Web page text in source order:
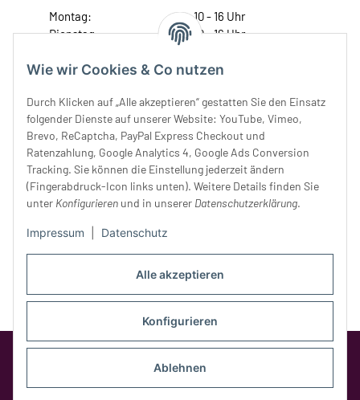
Alle akzeptieren
Konfigurieren
Ablehnen
Wie wir Cookies & Co nutzen
Durch Klicken auf „Alle akzeptieren“ gestatten Sie den Einsatz
folgender Dienste auf unserer Website: YouTube, Vimeo,
Brevo, ReCaptcha, PayPal Express Checkout und
Ratenzahlung, Google Analytics 4, Google Ads Conversion
Tracking. Sie können die Einstellung jederzeit ändern
(Fingerabdruck-Icon links unten). Weitere Details finden Sie
unter Konfigurieren und in unserer Datenschutzerklärung.
Impressum Datenschutz
Montag:
10 - 16 Uhr
Dienstag:
10 - 16 Uhr
Donnerstag:
10 - 18 Uhr
Samstag:
10 - 14 Uhr
Unser Service
Rechtliches
Google Analytics deaktivierenStatus: